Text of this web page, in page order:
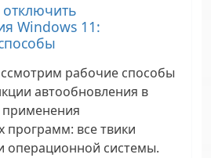
Windows 11:
рабочие способы
автообновления в
применения
программ: все твики
операционной системы.